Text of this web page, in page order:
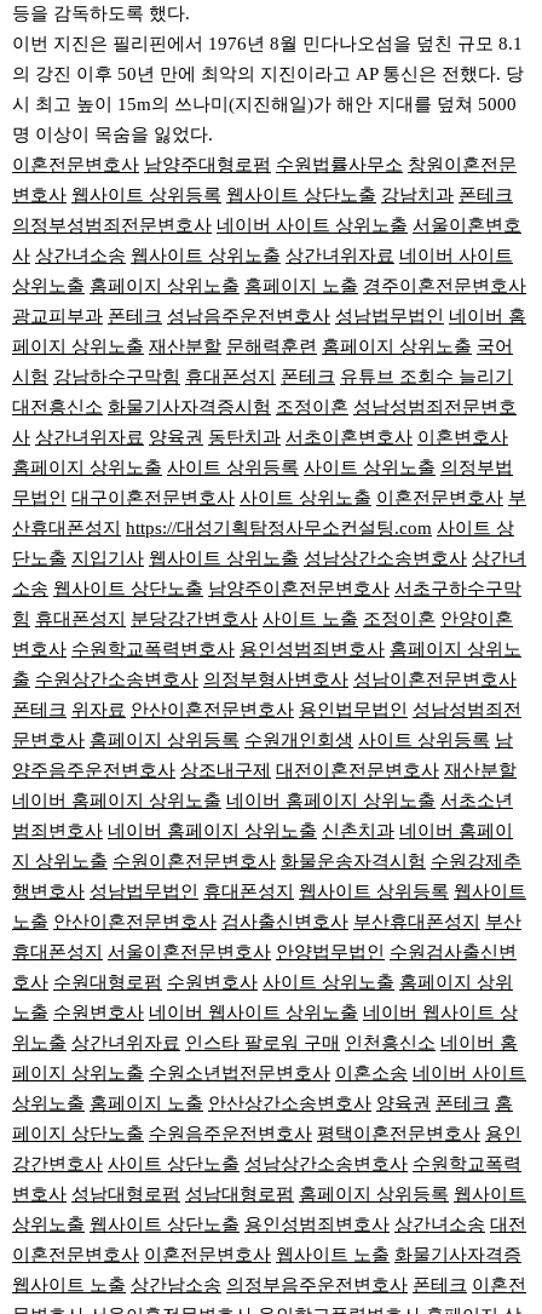
등을 감독하도록 했다.
이번 지진은 필리핀에서 1976년 8월 민다나오섬을 덮친 규모 8.1
의 강진 이후 50년 만에 최악의 지진이라고 AP 통신은 전했다. 당
시 최고 높이 15m의 쓰나미(지진해일)가 해안 지대를 덮쳐 5000
명 이상이 목숨을 잃었다.
이혼전문변호사 남양주대형로펌 수원법률사무소 창원이혼전문
변호사 웹사이트 상위등록 웹사이트 상단노출 강남치과 폰테크
의정부성범죄전문변호사 네이버 사이트 상위노출 서울이혼변호
사 상간녀소송 웹사이트 상위노출 상간녀위자료 네이버 사이트
상위노출 홈페이지 상위노출 홈페이지 노출 경주이혼전문변호사
광교피부과 폰테크 성남음주운전변호사 성남법무법인
네이버 홈
페이지 상위노출 재산분할 문해력훈련 홈페이지 상위노출 국어
시험 강남하수구막힘 휴대폰성지 폰테크 유튜브 조회수 늘리기
대전흥신소 화물기사자격증시험 조정이혼 성남성범죄전문변호
사 상간녀위자료 양육권 동탄치과 서초이혼변호사 이혼변호사
홈페이지 상위노출 사이트 상위등록 사이트 상위노출 의정부법
무법인
대구이혼전문변호사 사이트 상위노출 이혼전문변호사 부
산휴대폰성지 https://대성기획탐정사무소컨설팅.com 사이트 상
단노출 지입기사 웹사이트 상위노출 성남상간소송변호사 상간녀
소송 웹사이트 상단노출 남양주이혼전문변호사 서초구하수구막
힘 휴대폰성지 분당강간변호사 사이트 노출 조정이혼 안양이혼
변호사 수원학교폭력변호사 용인성범죄변호사 홈페이지 상위노
출 수원상간소송변호사 의정부형사변호사 성남이혼전문변호사
폰테크 위자료 안산이혼전문변호사 용인법무법인
성남성범죄전
문변호사 홈페이지 상위등록 수원개인회생 사이트 상위등록 남
양주음주운전변호사 상조내구제 대전이혼전문변호사 재산분할
네이버 홈페이지 상위노출 네이버 홈페이지 상위노출 서초소년
범죄변호사 네이버 홈페이지 상위노출 신촌치과 네이버 홈페이
지 상위노출 수원이혼전문변호사 화물운송자격시험 수원강제추
행변호사 성남법무법인 휴대폰성지 웹사이트 상위등록 웹사이트
노출 안산이혼전문변호사 검사출신변호사 부산휴대폰성지
부산
휴대폰성지 서울이혼전문변호사 안양법무법인
수원검사출신변
호사 수원대형로펌 수원변호사 사이트 상위노출 홈페이지 상위
노출 수원변호사 네이버 웹사이트 상위노출 네이버 웹사이트 상
위노출 상간녀위자료 인스타 팔로워 구매 인천흥신소 네이버 홈
페이지 상위노출 수원소년법전문변호사 이혼소송 네이버 사이트
상위노출 홈페이지 노출 안산상간소송변호사 양육권 폰테크 홈
페이지 상단노출 수원음주운전변호사 평택이혼전문변호사 용인
강간변호사 사이트 상단노출 성남상간소송변호사 수원학교폭력
변호사 성남대형로펌 성남대형로펌 홈페이지 상위등록 웹사이트
상위노출 웹사이트 상단노출 용인성범죄변호사 상간녀소송 대전
이혼전문변호사 이혼전문변호사 웹사이트 노출 화물기사자격증
웹사이트 노출 상간남소송 의정부음주운전변호사 폰테크 이혼전